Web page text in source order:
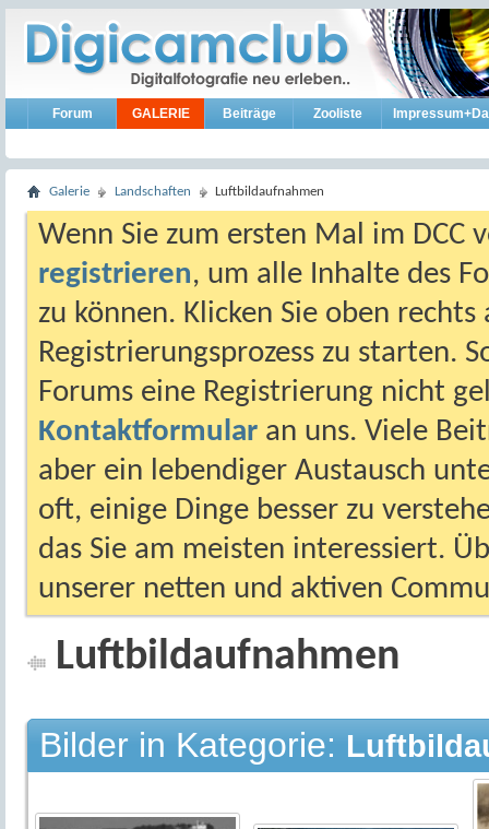
Forum GALERIE Beiträge Zooliste
Galerie Landschaften Luftbildaufnahmen
Wenn Sie zum ersten Mal im DCC
registrieren, um alle Inhalte des
zu können. Klicken Sie oben
Registrierungsprozess zu starten.
Forums eine Registrierung nicht
Kontaktformular an uns. Viele
aber ein lebendiger Austausch
oft, einige Dinge besser zu
das Sie am meisten interessiert.
unserer netten und aktiven
Luftbildaufnahmen
Bilder in Kategorie: